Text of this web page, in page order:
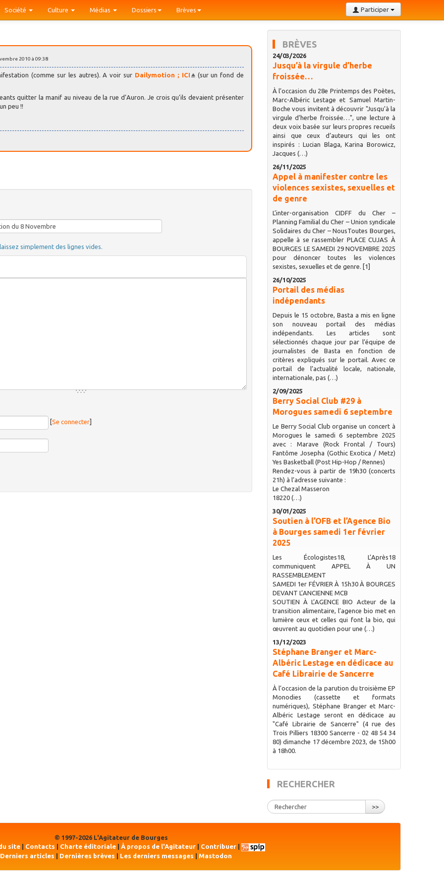
Participer
Société Culture Médias Dossiers Brèves
2010 à 09:38
(comme sur les autres). A voir sur Dailymotion ; ICI
(sur un fond de
quitter la manif au niveau de la rue d’Auron. Je crois qu’ils devaient présenter
peu !!
simplement des lignes vides.
[Se connecter]
BRÈVES
24/03/2026
Jusqu’à la virgule d’herbe
froissée…
À l’occasion du 28e Printemps des Poètes,
Marc-Albéric Lestage et Samuel Martin-
Boche vous invitent à découvrir "Jusqu’à la
virgule d’herbe froissée…", une lecture à
deux voix basée sur leurs propres recueils
ainsi que ceux d’auteurs qui les ont
inspirés : Lucian Blaga, Karina Borowicz,
Jacques (…)
26/11/2025
Appel à manifester contre les
violences sexistes, sexuelles et
de genre
L’inter-organisation CIDFF du Cher –
Planning Familial du Cher – Union syndicale
Solidaires du Cher – NousToutes Bourges,
appelle à se rassembler PLACE CUJAS À
BOURGES LE SAMEDI 29 NOVEMBRE 2025
pour dénoncer toutes les violences
sexistes, sexuelles et de genre. [1]
26/10/2025
Portail des médias
indépendants
Depuis le 15 octobre, Basta a mis en ligne
son nouveau portail des médias
indépendants. Les articles sont
sélectionnés chaque jour par l’équipe de
journalistes de Basta en fonction de
critères expliqués sur le portail. Avec ce
portail de l’actualité locale, nationale,
internationale, pas (…)
2/09/2025
Berry Social Club #29 à
Morogues samedi 6 septembre
Le Berry Social Club organise un concert à
Morogues le samedi 6 septembre 2025
avec : Marave (Rock Frontal / Tours)
Fantôme Josepha (Gothic Exotica / Metz)
Yes Basketball (Post Hip-Hop / Rennes)
Rendez-vous à partir de 19h30 (concerts
21h) à l’adresse suivante :
Le Chezal Masseron
18220 (…)
30/01/2025
Soutien à l’OFB et l’Agence Bio
à Bourges samedi 1er février
2025
Les Écologistes18, L’Après18
communiquent APPEL À UN
RASSEMBLEMENT
SAMEDI 1er FÉVRIER À 15h30 À BOURGES
DEVANT L’ANCIENNE MCB
SOUTIEN À L’AGENCE BIO Acteur de la
transition alimentaire, l’agence bio met en
lumière ceux et celles qui font la bio, qui
œuvrent au quotidien pour une (…)
13/12/2023
Stéphane Branger et Marc-
Albéric Lestage en dédicace au
Café Librairie de Sancerre
À l’occasion de la parution du troisième EP
Monodies (cassette et formats
numériques), Stéphane Branger et Marc-
Albéric Lestage seront en dédicace au
"Café Librairie de Sancerre" (4 rue des
Trois Pilliers 18300 Sancerre - 02 48 54 34
80) dimanche 17 décembre 2023, de 15h00
à 18h00.
RECHERCHER
>>
© 1997-2026 L'Agitateur de Bourges
site Contacts Charte éditoriale À propos de l'Agitateur Contribuer
Derniers articles | Dernières brèves | Les derniers messages | Mastodon